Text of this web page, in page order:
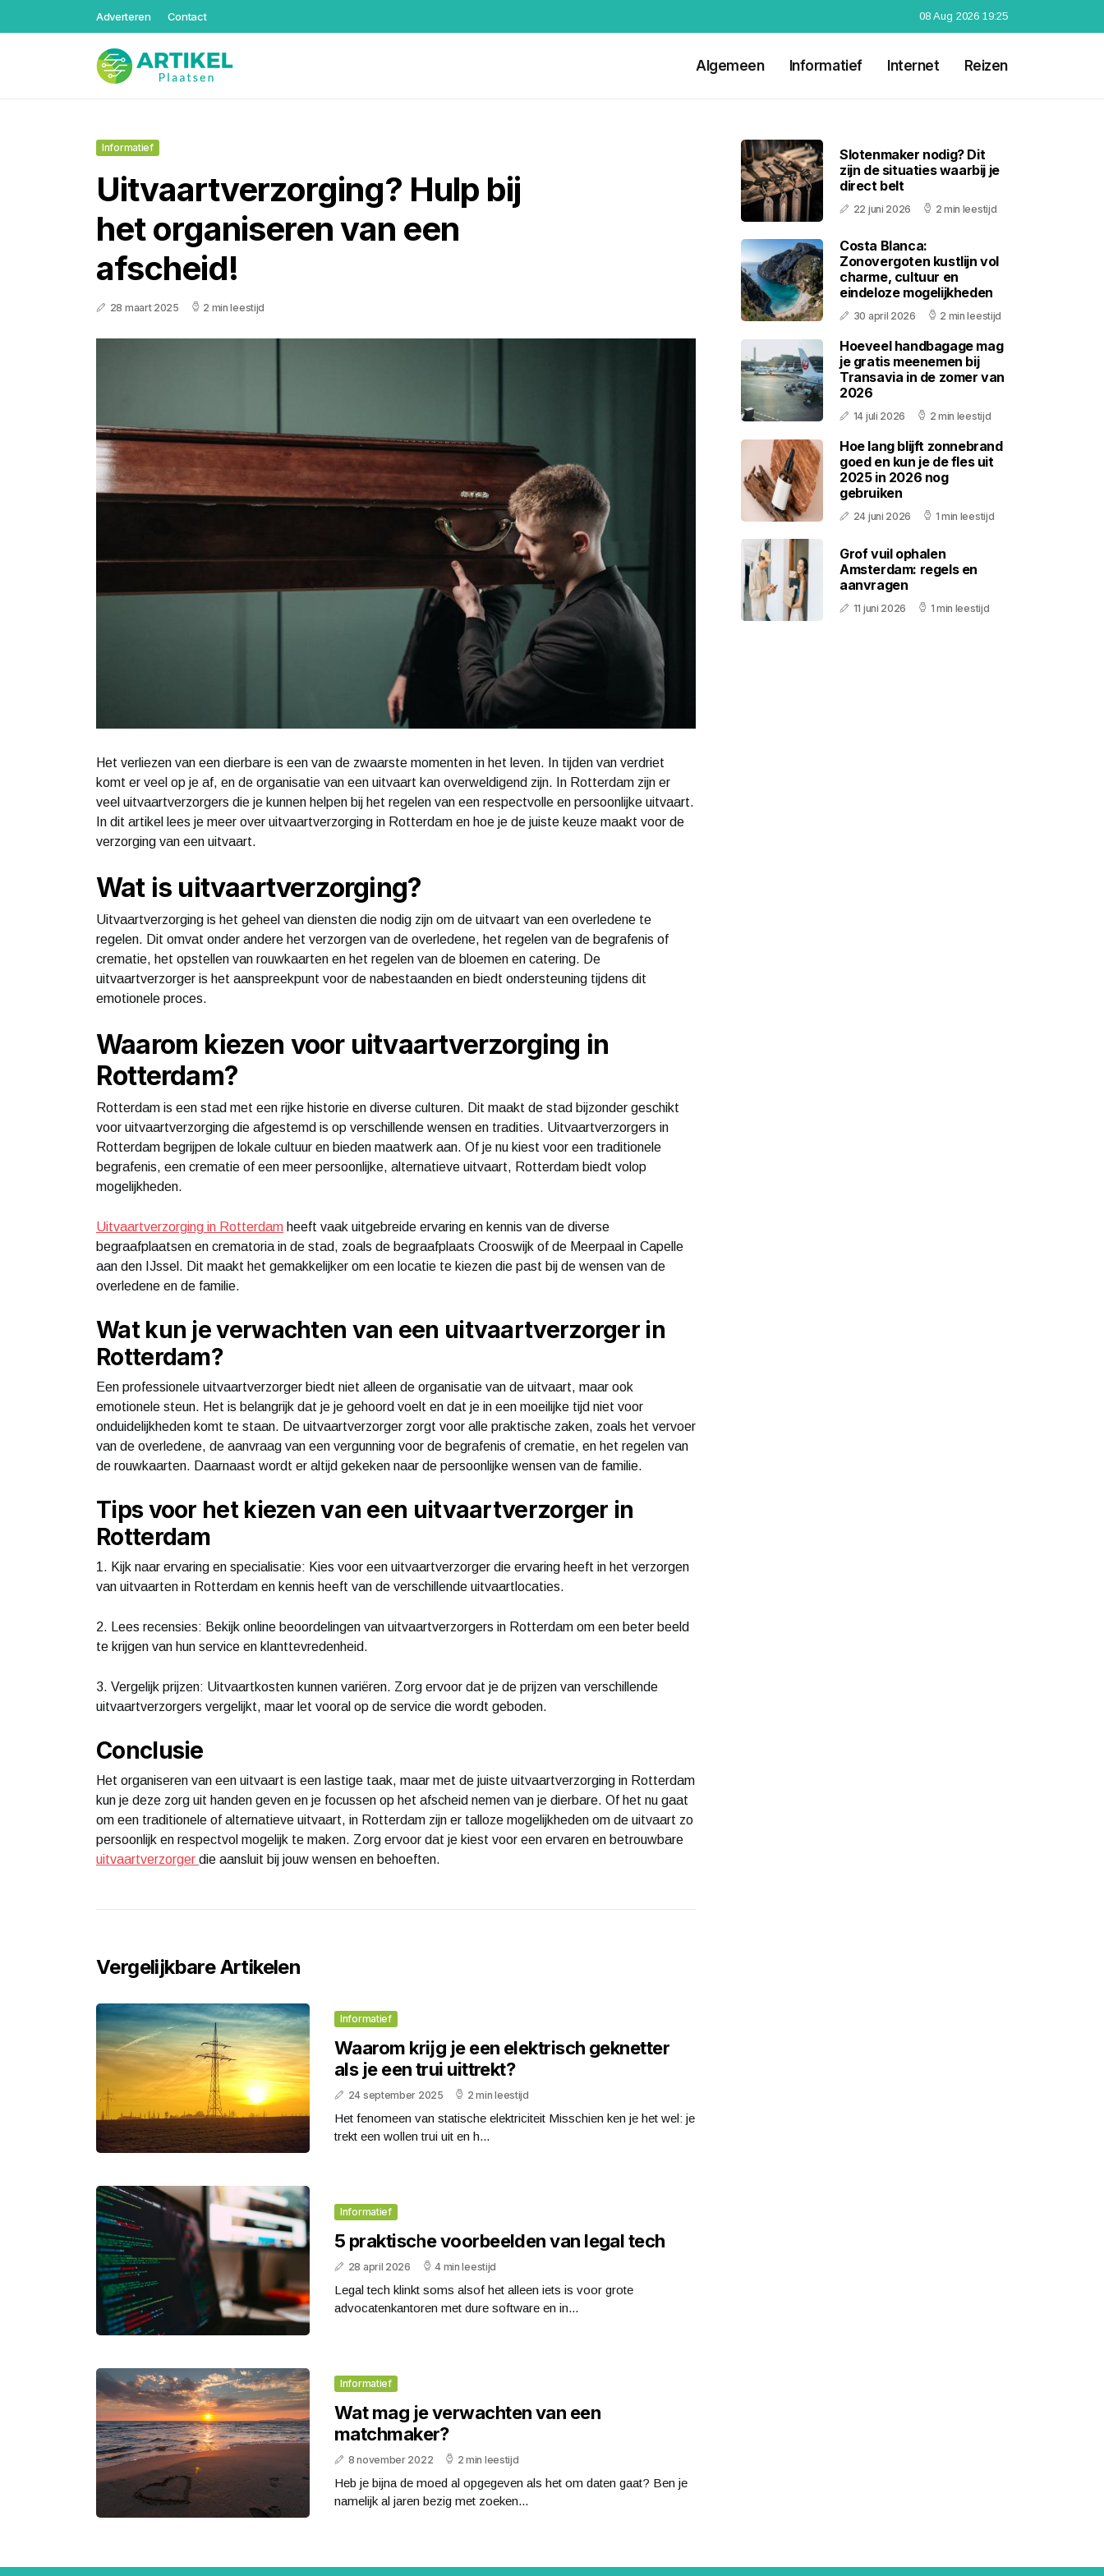
Adverteren Contact 08 Aug 2026 19:25
Algemeen Informatief Internet Reizen
Informatief
Uitvaartverzorging? Hulp bij
het organiseren van een
afscheid!
28 maart 2025 2 min leestijd
Het verliezen van een dierbare is een van de zwaarste momenten in het leven. In tijden van verdriet
komt er veel op je af, en de organisatie van een uitvaart kan overweldigend zijn. In Rotterdam zijn er
veel uitvaartverzorgers die je kunnen helpen bij het regelen van een respectvolle en persoonlijke uitvaart.
In dit artikel lees je meer over uitvaartverzorging in Rotterdam en hoe je de juiste keuze maakt voor de
verzorging van een uitvaart.
Wat is uitvaartverzorging?
Uitvaartverzorging is het geheel van diensten die nodig zijn om de uitvaart van een overledene te
regelen. Dit omvat onder andere het verzorgen van de overledene, het regelen van de begrafenis of
crematie, het opstellen van rouwkaarten en het regelen van de bloemen en catering. De
uitvaartverzorger is het aanspreekpunt voor de nabestaanden en biedt ondersteuning tijdens dit
emotionele proces.
Waarom kiezen voor uitvaartverzorging in
Rotterdam?
Rotterdam is een stad met een rijke historie en diverse culturen. Dit maakt de stad bijzonder geschikt
voor uitvaartverzorging die afgestemd is op verschillende wensen en tradities. Uitvaartverzorgers in
Rotterdam begrijpen de lokale cultuur en bieden maatwerk aan. Of je nu kiest voor een traditionele
begrafenis, een crematie of een meer persoonlijke, alternatieve uitvaart, Rotterdam biedt volop
mogelijkheden.
Uitvaartverzorging in Rotterdam heeft vaak uitgebreide ervaring en kennis van de diverse
begraafplaatsen en crematoria in de stad, zoals de begraafplaats Crooswijk of de Meerpaal in Capelle
aan den IJssel. Dit maakt het gemakkelijker om een locatie te kiezen die past bij de wensen van de
overledene en de familie.
Wat kun je verwachten van een uitvaartverzorger in
Rotterdam?
Een professionele uitvaartverzorger biedt niet alleen de organisatie van de uitvaart, maar ook
emotionele steun. Het is belangrijk dat je je gehoord voelt en dat je in een moeilijke tijd niet voor
onduidelijkheden komt te staan. De uitvaartverzorger zorgt voor alle praktische zaken, zoals het vervoer
van de overledene, de aanvraag van een vergunning voor de begrafenis of crematie, en het regelen van
de rouwkaarten. Daarnaast wordt er altijd gekeken naar de persoonlijke wensen van de familie.
Tips voor het kiezen van een uitvaartverzorger in
Rotterdam
1. Kijk naar ervaring en specialisatie: Kies voor een uitvaartverzorger die ervaring heeft in het verzorgen
van uitvaarten in Rotterdam en kennis heeft van de verschillende uitvaartlocaties.
2. Lees recensies: Bekijk online beoordelingen van uitvaartverzorgers in Rotterdam om een beter beeld
te krijgen van hun service en klanttevredenheid.
3. Vergelijk prijzen: Uitvaartkosten kunnen variëren. Zorg ervoor dat je de prijzen van verschillende
uitvaartverzorgers vergelijkt, maar let vooral op de service die wordt geboden.
Conclusie
Het organiseren van een uitvaart is een lastige taak, maar met de juiste uitvaartverzorging in Rotterdam
kun je deze zorg uit handen geven en je focussen op het afscheid nemen van je dierbare. Of het nu gaat
om een traditionele of alternatieve uitvaart, in Rotterdam zijn er talloze mogelijkheden om de uitvaart zo
persoonlijk en respectvol mogelijk te maken. Zorg ervoor dat je kiest voor een ervaren en betrouwbare
uitvaartverzorger die aansluit bij jouw wensen en behoeften.
Vergelijkbare Artikelen
Informatief
Waarom krijg je een elektrisch geknetter
als je een trui uittrekt?
24 september 2025 2 min leestijd
Het fenomeen van statische elektriciteit Misschien ken je het wel: je
trekt een wollen trui uit en h...
Informatief
5 praktische voorbeelden van legal tech
28 april 2026 4 min leestijd
Legal tech klinkt soms alsof het alleen iets is voor grote
advocatenkantoren met dure software en in...
Informatief
Wat mag je verwachten van een
matchmaker?
8 november 2022 2 min leestijd
Heb je bijna de moed al opgegeven als het om daten gaat? Ben je
namelijk al jaren bezig met zoeken...
Slotenmaker nodig? Dit
zijn de situaties waarbij je
direct belt
22 juni 2026 2 min leestijd
Costa Blanca:
Zonovergoten kustlijn vol
charme, cultuur en
eindeloze mogelijkheden
30 april 2026 2 min leestijd
Hoeveel handbagage mag
je gratis meenemen bij
Transavia in de zomer van
2026
14 juli 2026 2 min leestijd
Hoe lang blijft zonnebrand
goed en kun je de fles uit
2025 in 2026 nog
gebruiken
24 juni 2026 1 min leestijd
Grof vuil ophalen
Amsterdam: regels en
aanvragen
11 juni 2026 1 min leestijd